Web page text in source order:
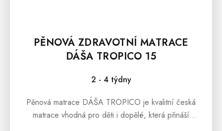
PĚNOVÁ ZDRAVOTNÍ MATRACE
DÁŠA TROPICO 15
2 - 4 týdny
Pěnová matrace DÁŠA TROPICO je kvalitní česká
matrace vhodná pro děti i dopělé, která přináší